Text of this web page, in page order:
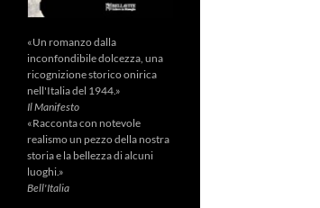
«Un romanzo dalla
inconfondibile dolcezza, una
ricognizione storico onirica
nell'Italia del 1944.»
Il Manifesto
«Racconta con notevole
realismo un pezzo della nostra
storia e la bellezza di alcuni
luoghi.»
Bell'Italia